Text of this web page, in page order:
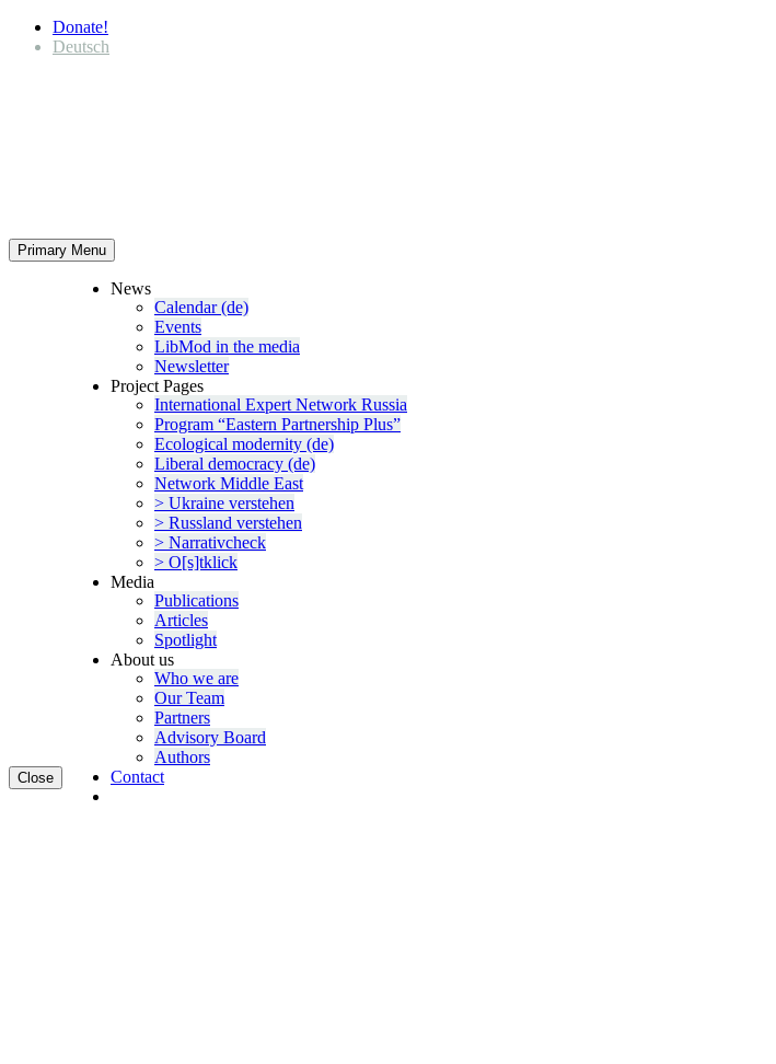
Donate!
Deutsch
Primary Menu
Close
News
Calendar (de)
Events
LibMod in the media
Newsletter
Project Pages
Inter­na­tional Expert Network Russia
Program “Eastern Partnership Plus”
Ecological modernity (de)
Liberal democracy (de)
Network Middle East
> Ukraine verstehen
> Russland verstehen
> Narra­tivcheck
> O[s]tklick
Media
Publi­ca­tions
Articles
Spotlight
About us
Who we are
Our Team
Partners
Advisory Board
Authors
Contact